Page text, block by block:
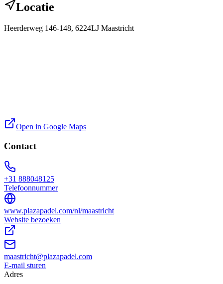
Locatie
Heerderweg 146-148, 6224LJ Maastricht
Open in Google Maps
Contact
+31 888048125
Telefoonnummer
www.plazapadel.com/nl/maastricht
Website bezoeken
maastricht@plazapadel.com
E-mail sturen
Adres